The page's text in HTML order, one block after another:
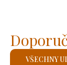
VŠECHNY